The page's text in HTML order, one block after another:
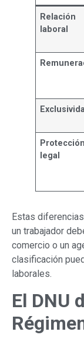
Relación
laboral
Protección
legal
Estas
un trabajador
comercio o un
clasificación
laborales.
El DNU